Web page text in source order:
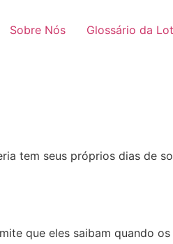
Sobre Nós Glossário da
tem seus próprios dias de
que eles saibam quando